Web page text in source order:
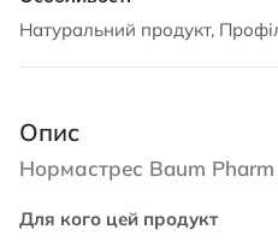
Натуральний продукт,
Опис
Нормастрес Baum
Для кого цей продукт